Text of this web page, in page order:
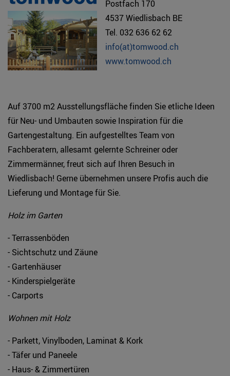
Postfach 170
4537 Wiedlisbach BE
Tel. 032 636 62 62
info(at)tomwood.ch
www.tomwood.ch
Auf 3700 m2 Ausstellungsfläche finden Sie etliche Ideen
für Neu- und Umbauten sowie Inspiration für die
Gartengestaltung. Ein aufgestelltes Team von
Fachberatern, allesamt gelernte Schreiner oder
Zimmermänner, freut sich auf Ihren Besuch in
Wiedlisbach! Gerne übernehmen unsere Profis auch die
Lieferung und Montage für Sie.
Holz im Garten
- Terrassenböden
- Sichtschutz und Zäune
- Gartenhäuser
- Kinderspielgeräte
- Carports
Wohnen mit Holz
- Parkett, Vinylboden, Laminat & Kork
- Täfer und Paneele
- Haus- & Zimmertüren